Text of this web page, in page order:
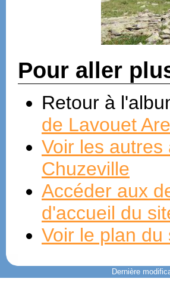
Pour aller
Retour à
de Lavouet
Voir les
Chuzeville
Accéder aux
d'accueil du
Voir le plan du
Dernière